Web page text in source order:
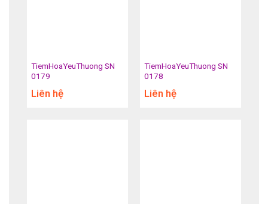
TiemHoaYeuThuong SN
0179
Liên hệ
TiemHoaYeuThuong SN
0178
Liên hệ